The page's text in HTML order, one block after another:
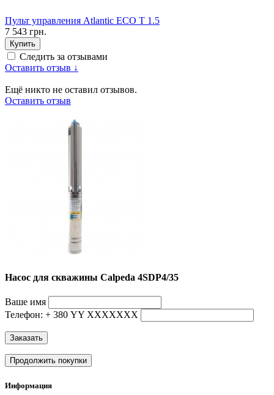
Пульт управления Atlantic ECO T 1.5
7 543 грн.
Купить
Следить за отзывами
Оставить отзыв ↓
Ещё никто не оставил отзывов.
Оставить отзыв
Насос для скважины Calpeda 4SDP4/35
Ваше имя
Телефон: + 380 YY ХХХХХХХ
Заказать
Продолжить покупки
Информация